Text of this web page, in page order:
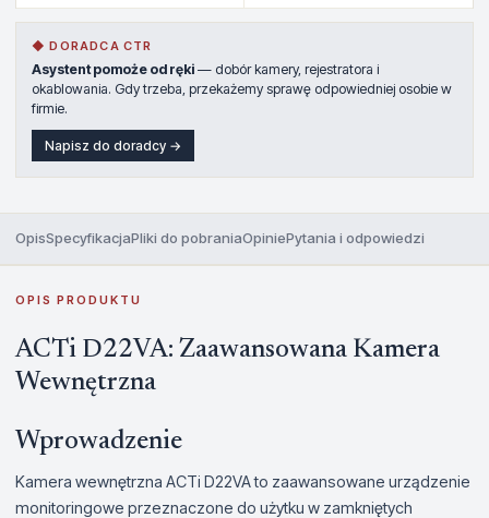
◆ DORADCA CTR
Asystent pomoże od ręki — dobór kamery, rejestratora i
okablowania. Gdy trzeba, przekażemy sprawę odpowiedniej osobie w
firmie.
Napisz do doradcy →
OpisSpecyfikacjaPliki do pobraniaOpiniePytania i odpowiedzi
OPIS PRODUKTU
ACTi D22VA: Zaawansowana Kamera
Wewnętrzna
Wprowadzenie
Kamera wewnętrzna ACTi D22VA to zaawansowane urządzenie
monitoringowe przeznaczone do użytku w zamkniętych